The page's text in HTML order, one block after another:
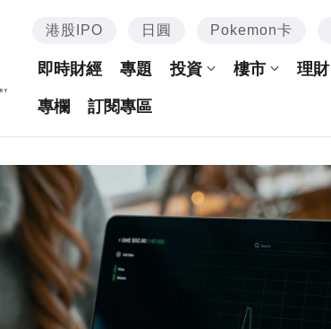
港股IPO 日圓 Pokemon卡
即時財經 專題 投資 樓市 理財
專欄 訂閱專區